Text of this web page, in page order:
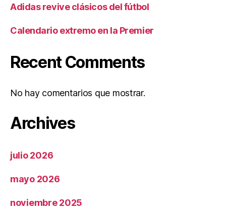
Adidas revive clásicos del fútbol
Calendario extremo en la Premier
Recent Comments
No hay comentarios que mostrar.
Archives
julio 2026
mayo 2026
noviembre 2025